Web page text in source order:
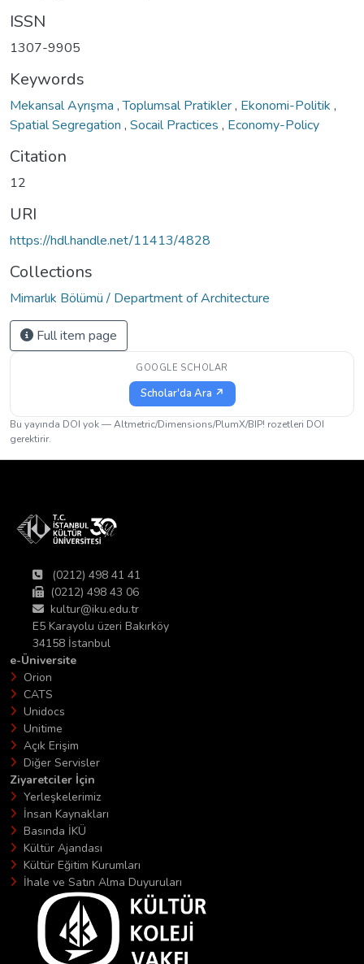
ISSN
1307-9905
Keywords
Mekansal Ayrışma ,Toplumsal Pratikler, Ekonomi-Politik ,
Spatial Segregation , Socail Practices , Economy-Policy
Citation
12
URI
https://hdl.handle.net/11413/4828
Collections
Mimarlık Bölümü / Department of Architecture
Full item page
GOOGLE SCHOLAR
Scholar'da Ara ↗
Bu yayında DOI yok — Altmetric/Dimensions/PlumX/BIP! rozetleri DOI
gerektirir.
(0212) 498 41 41
(0212) 498 43 06
kultur@iku.edu.tr
E5 Karayolu üzeri Bakırköy
34158 İstanbul
e-Üniversite
Orion
CATS
Unidocs
Unitime
Açık Erişim
Diğer Servisler
Ziyaretciler İçin
Yerleşkelerimiz
İnsan Kaynakları
Basında İKÜ
Kültür Ajandası
Kültür Eğitim Kurumları
İhale ve Satın Alma Duyuruları